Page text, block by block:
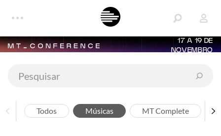
17 A 19 DE
NOVEMBRO
Todos Músicas MT Complete